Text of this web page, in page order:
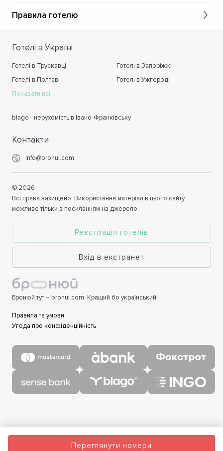
Правила готелю
Переглянути номери
Готелі в Україні
Готелі в Трускавці
Готелі в Запоріжжі
Готелі в Полтаві
Готелі в Ужгороді
Показати всі
blago - нерухомість в Івано-Франківську
Контакти
Info@bronui.com
© 2026
Всі права захищено. Використання матеріалів цього сайту
можливе тільки з посиланням на джерело.
Реєстрація готелів
Вхід в екстранет
Бронюй тут – bronui.com. Кращий бо український!
Правила та умови
Угода про конфіденційність